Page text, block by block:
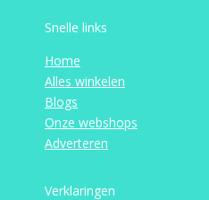
Snelle links
Home
Alles winkelen
Blogs
Onze webshops
Adverteren
Verklaringen